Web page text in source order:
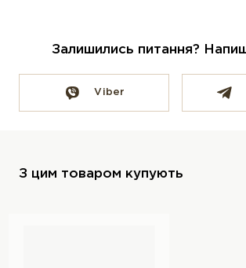
Залишились питання?
Viber
З цим товаром купують